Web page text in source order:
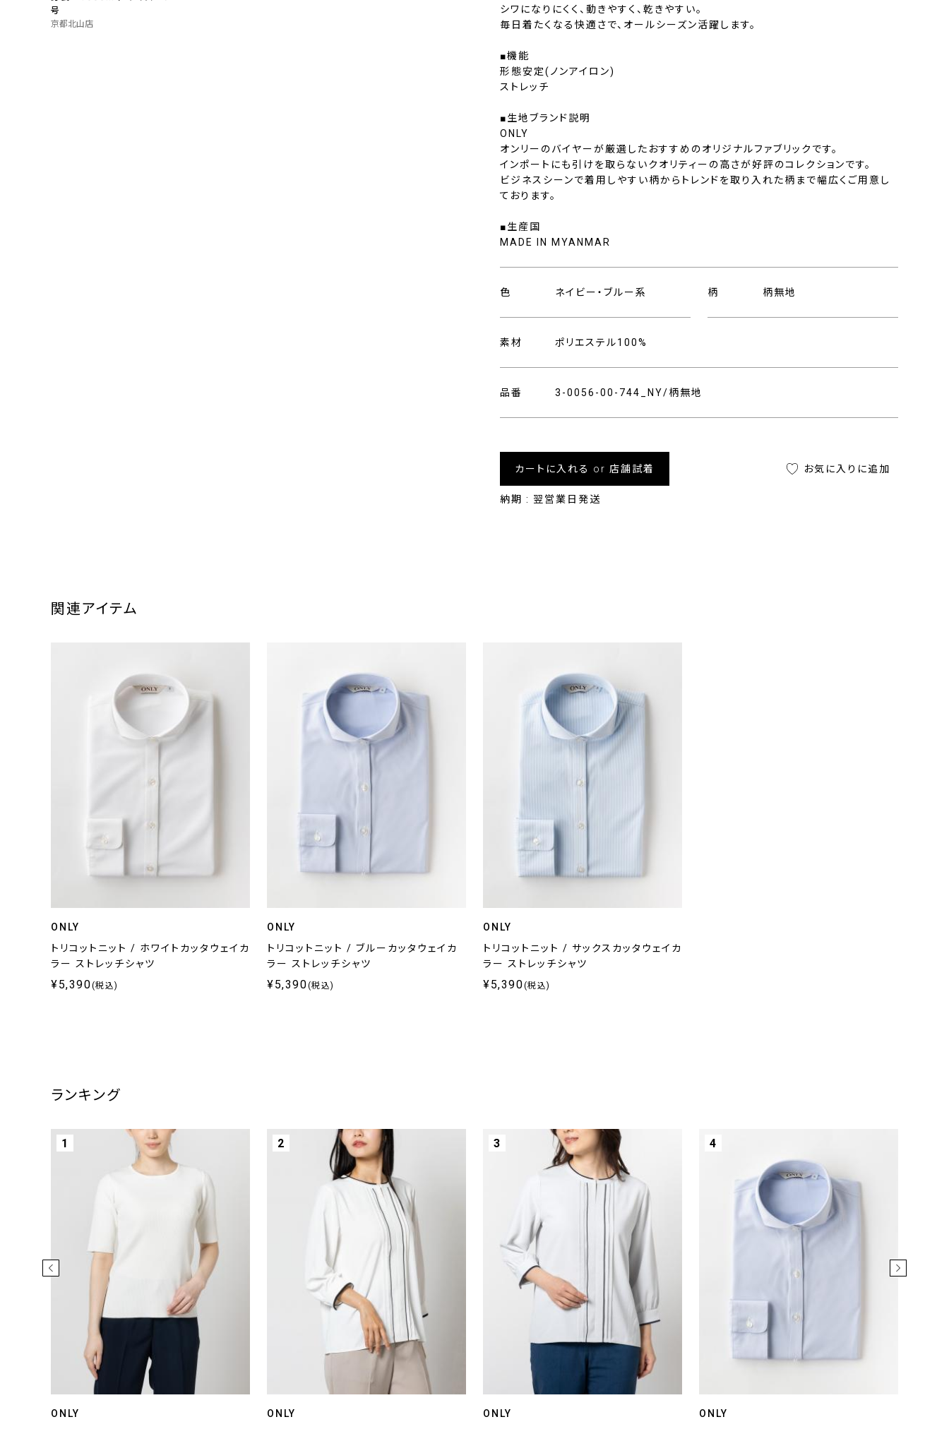
シワになりにくく、動きやすく、乾きやすい。
毎日着たくなる快適さで、オールシーズン活躍します。
■機能
形態安定(ノンアイロン)
ストレッチ
■生地ブランド説明
ONLY
オンリーのバイヤーが厳選したおすすめのオリジナルファブリックです。
インポートにも引けを取らないクオリティーの高さが好評のコレクションです。
ビジネスシーンで着用しやすい柄からトレンドを取り入れた柄まで幅広くご用意し
ております。
■生産国
MADE IN MYANMAR
色 ネイビー・ブルー系 柄 柄無地
素材 ポリエステル100%
品番 3-0056-00-744_NY/柄無地
カートに入れる or 店舗試着
納期 : 翌営業日発送
お気に入りに追加
号
京都北山店
関連アイテム
ONLY
トリコットニット / ホワイトカッタウェイカ
ラー ストレッチシャツ
¥5,390(税込)
ONLY
トリコットニット / ブルーカッタウェイカ
ラー ストレッチシャツ
¥5,390(税込)
ONLY
トリコットニット / サックスカッタウェイカ
ラー ストレッチシャツ
¥5,390(税込)
ランキング
1
ONLY
2
ONLY
3
ONLY
4
ONLY